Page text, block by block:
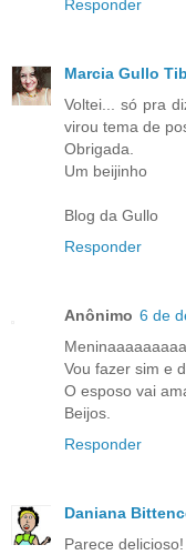
Responder
Marcia Gullo
Voltei... só pra
virou tema de
Obrigada.
Um beijinho
Blog da Gullo
Responder
Anônimo 6 de
Vou fazer sim e
O esposo vai
Beijos.
Responder
Daniana
Parece delicioso!